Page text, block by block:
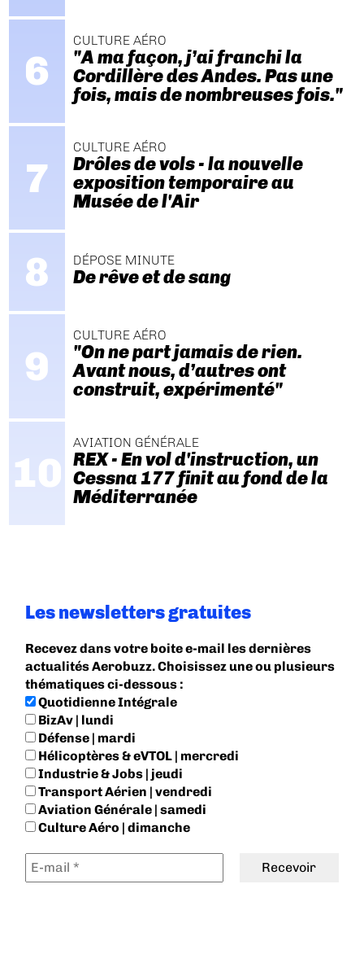
CULTURE AÉRO
"A ma façon, j’ai franchi la
Cordillère des Andes. Pas une
fois, mais de nombreuses fois."
CULTURE AÉRO
Drôles de vols - la nouvelle
exposition temporaire au
Musée de l'Air
DÉPOSE MINUTE
De rêve et de sang
CULTURE AÉRO
"On ne part jamais de rien.
Avant nous, d’autres ont
construit, expérimenté"
AVIATION GÉNÉRALE
REX - En vol d'instruction, un
Cessna 177 finit au fond de la
Méditerranée
Les newsletters gratuites
Recevez dans votre boite e-mail les dernières
actualités Aerobuzz. Choisissez une ou plusieurs
thématiques ci-dessous :
Quotidienne Intégrale
BizAv | lundi
Défense | mardi
Hélicoptères & eVTOL | mercredi
Industrie & Jobs | jeudi
Transport Aérien | vendredi
Aviation Générale | samedi
Culture Aéro | dimanche